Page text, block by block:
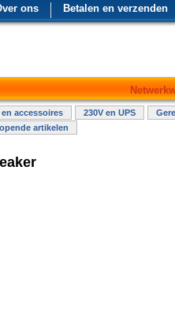
Betalen en verzenden
ons
accessoires 230V en UPS
artikelen